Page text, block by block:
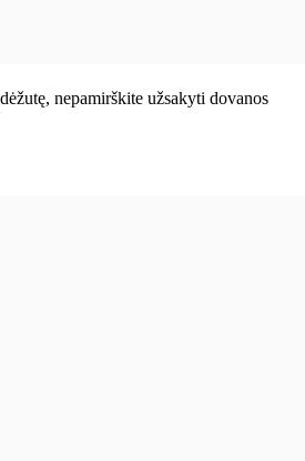
nepamirškite užsakyti dovanos